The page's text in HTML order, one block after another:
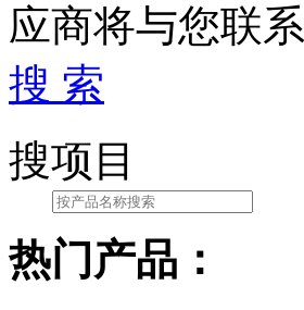
应商将与您联系
搜 索
搜项目
热门产品：